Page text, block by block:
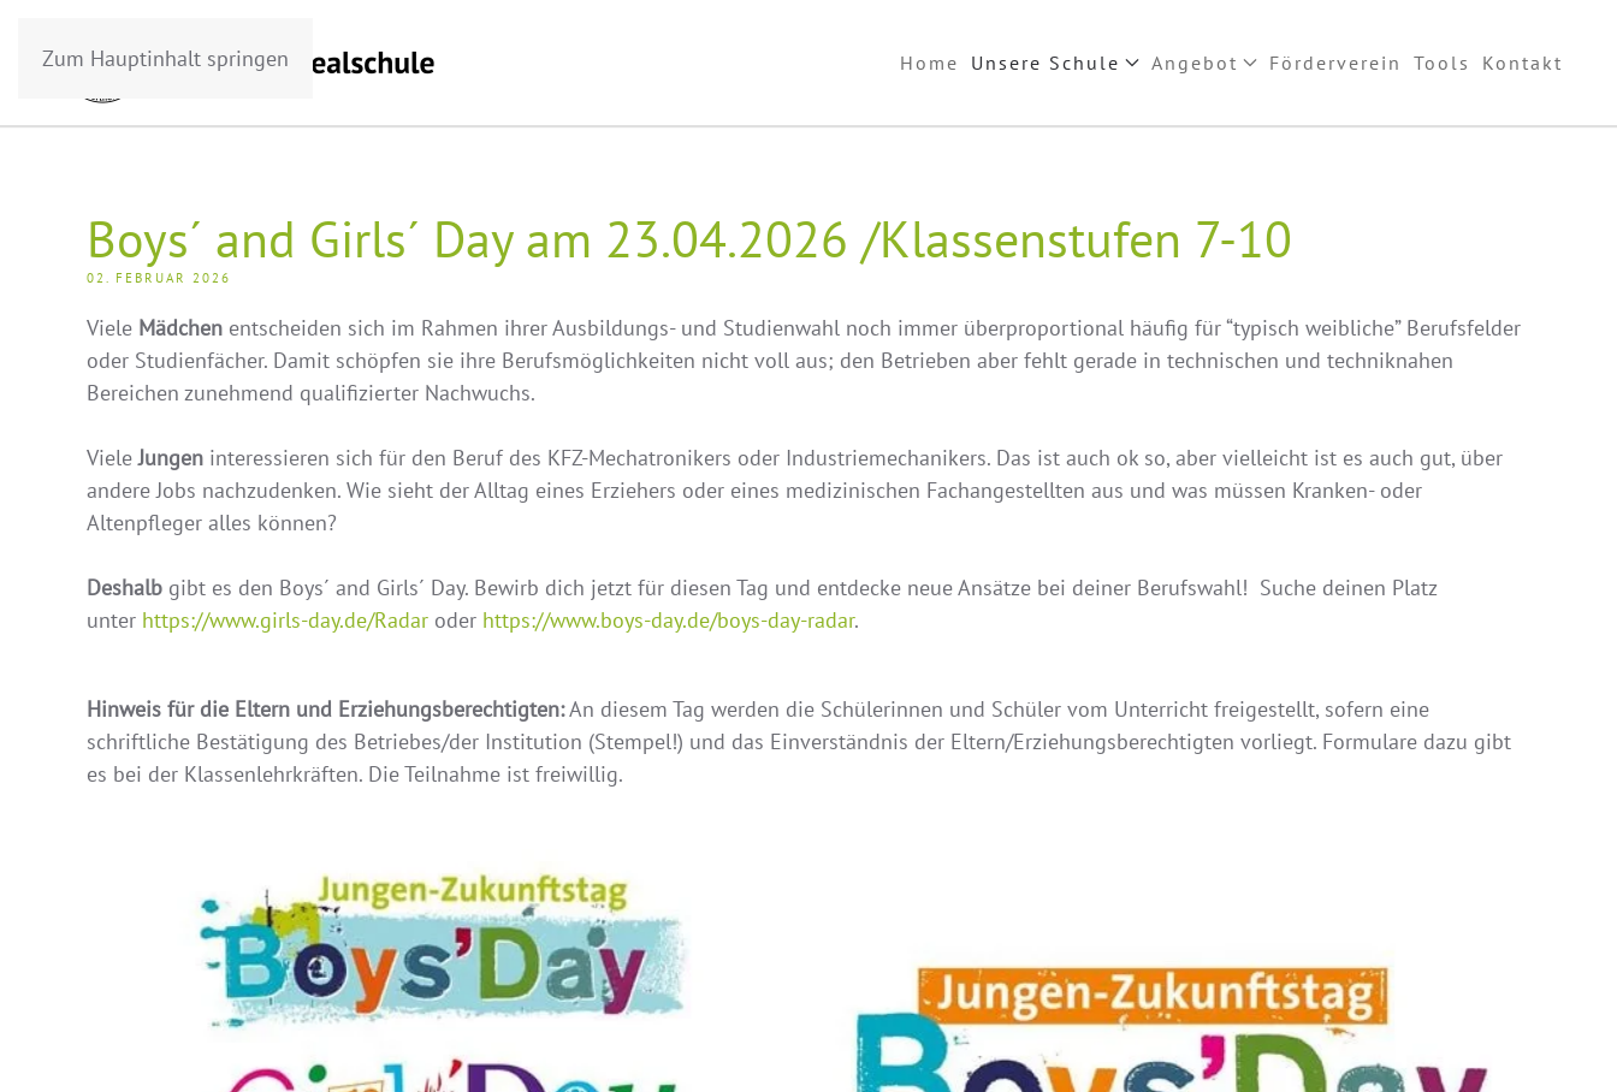
Zum Hauptinhalt springen Home Unsere Schule Angebot Förderverein Tools Kontakt
Boys´ and Girls´ Day am 23.04.2026 /Klassenstufen 7-10
02. FEBRUAR 2026
Viele Mädchen entscheiden sich im Rahmen ihrer Ausbildungs- und Studienwahl noch immer überproportional häufig für “typisch weibliche” Berufsfelder
oder Studienfächer. Damit schöpfen sie ihre Berufsmöglichkeiten nicht voll aus; den Betrieben aber fehlt gerade in technischen und techniknahen
Bereichen zunehmend qualifizierter Nachwuchs.
VieleJungen interessieren sich für den Beruf des KFZ-Mechatronikers oder Industriemechanikers. Das ist auch ok so, aber vielleicht ist es auch gut, über
andere Jobs nachzudenken. Wie sieht der Alltag eines Erziehers oder eines medizinischen Fachangestellten aus und was müssen Kranken- oder
Altenpfleger alles können?
Deshalb gibt es den Boys´ and Girls´ Day. Bewirb dich jetzt für diesen Tag und entdecke neue Ansätze bei deiner Berufswahl! Suche deinen Platz
unter https://www.girls-day.de/Radar oder https://www.boys-day.de/boys-day-radar.
Hinweis für die Eltern und Erziehungsberechtigten:An diesem Tag werden die Schülerinnen und Schüler vom Unterricht freigestellt, sofern eine
schriftliche Bestätigung des Betriebes/der Institution (Stempel!) und das Einverständnis der Eltern/Erziehungsberechtigten vorliegt. Formulare dazu gibt
es bei der Klassenlehrkräften. Die Teilnahme ist freiwillig.